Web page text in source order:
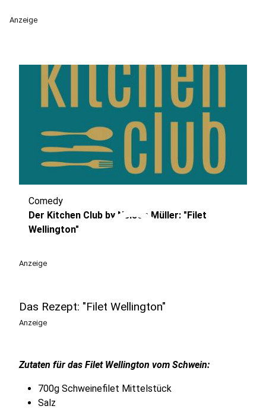
Anzeige
play_circle
Comedy
Der Kitchen Club by Nelson Müller: "Filet
Wellington"
Anzeige
Das Rezept: "Filet Wellington"
Anzeige
Zutaten für das Filet Wellington vom Schwein:
700g Schweinefilet Mittelstück
Salz